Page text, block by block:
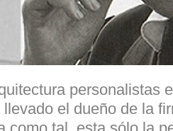
personalistas
el dueño de la